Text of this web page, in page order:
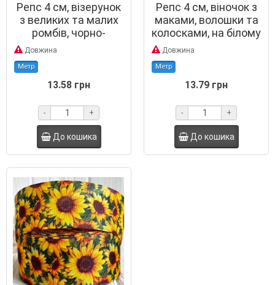
Репс 4 см, візерунок
з великих та малих
ромбів, чорно-
червоні на білому,
Довжина
Метр
13.58 грн
- +
До кошика
Репс 4 см, віночок з
маками, волошки та
колосками, на білому
Довжина
Метр
13.79 грн
- +
До кошика